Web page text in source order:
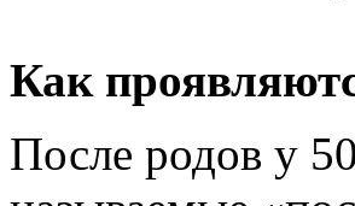
Как
После родов у